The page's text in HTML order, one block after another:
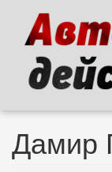
основному
содержанию
Дамир